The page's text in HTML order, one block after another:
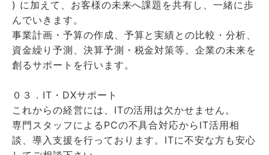
) に加えて、お客様の未来へ課題を共有し、一緒に歩
んでいきます。
事業計画・予算の作成、予算と実績との比較・分析、
資金繰り予測、決算予測・税金対策等、企業の未来を
創るサポートを行います。
０３．IT・DXサポート
これからの経営には、ITの活用は欠かせません。
専門スタッフによるPCの不具合対応からIT活用相
談、導入支援を行っております。ITに不安な方も安心